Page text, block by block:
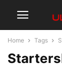
Home Tags